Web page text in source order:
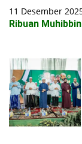
11 Desember
Ribuan